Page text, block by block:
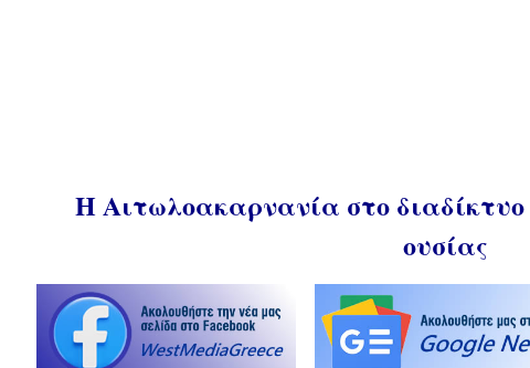
Η Αιτωλοακαρνανία στο
ουσίας